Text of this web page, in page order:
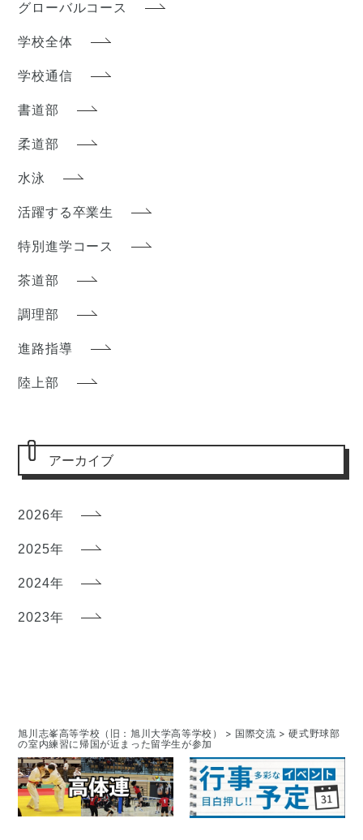
グローバルコース
学校全体
学校通信
書道部
柔道部
水泳
活躍する卒業生
特別進学コース
茶道部
調理部
進路指導
陸上部
アーカイブ
2026年
2025年
2024年
2023年
旭川志峯高等学校（旧：旭川大学高等学校） > 国際交流 >硬式野球部
の室内練習に帰国が近まった留学生が参加